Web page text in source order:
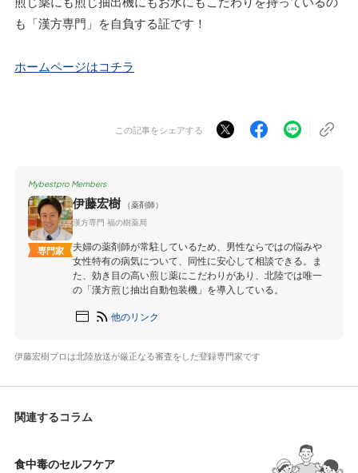
も「漢方専門」を自負する証です！
ホームページはコチラ
この記事をシェアする
Mybestpro Members
専門家
伊藤宏樹
（薬剤師）
漢方専門 福の樹薬局
夫婦の薬剤師が常駐しているため、男性ならではの悩みや
女性特有の病気について、同性に安心して相談できる。ま
た、効き目の高い煎じ薬にこだわりがあり、北陸では唯一
の「漢方煎じ抽出自動包装機」を導入している。
他のリンク
伊藤宏樹プロは北陸放送が厳正なる審査をした登録専門家です
関連するコラム
食中毒のセルフケア